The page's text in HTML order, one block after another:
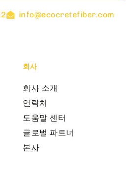
info@ecocretefiber.com
회사
회사 소개
연락처
도움말 센터
글로벌 파트너
본사